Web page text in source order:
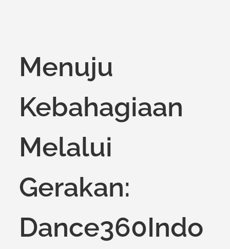
Menuju
Kebahagiaan
Melalui
Gerakan:
Dance360Indo